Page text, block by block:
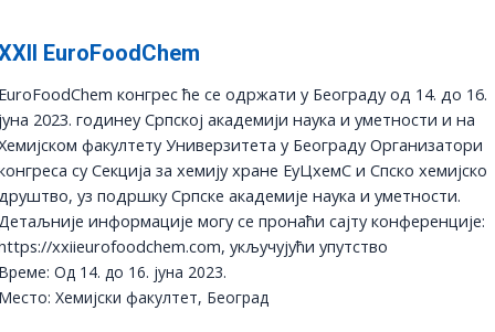
EuroFoodChem
конгрес ће се одржати у Београду од 14. до 16.
2023. годинеу Српској академији наука и уметности и на
факултету Универзитета у Београду Организатори
су Секција за хемију хране ЕуЦхемС и Спско хемијско
уз подршку Српске академије наука и уметности.
информације могу се пронаћи сајту конференције:
xxiieurofoodchem.com, укључујући упутство
Од 14. до 16. јуна 2023.
Хемијски факултет, Београд